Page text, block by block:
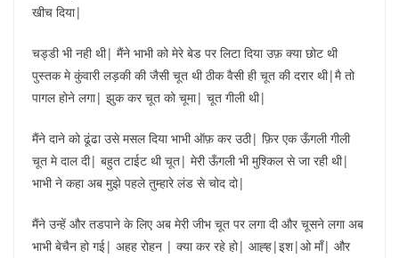
खीच दिया|
चड्डी भी नही थी| मैंने भाभी को मेरे बेड पर लिटा दिया उफ़ क्या छोट थी
पुस्तक मे कुंवारी लड़की की जैसी चूत थी ठीक वैसी ही चूत की दरार थी|मै तो
पागल होने लगा| झुक कर चूत को चूमा| चूत गीली थी|
मैंने दाने को ढूंढा उसे मसल दिया भाभी ऑफ़ कर उठी| फ़िर एक ऊँगली गीली
चूत मे दाल दी| बहुत टाईट थी चूत| मेरी ऊँगली भी मुश्किल से जा रही थी|
भाभी ने कहा अब मुझे पहले तुम्हारे लंड से चोद दो|
मैंने उन्हें और तडपाने के लिए अब मेरी जीभ चूत पर लगा दी और चूसने लगा अब
भाभी बेचैन हो गई| अहह रोहन | क्या कर रहे हो| आह्ह|इश|ओ माँ| और